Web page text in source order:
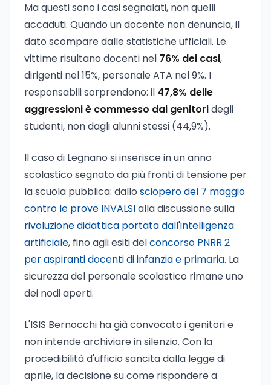
Ma questi sono i casi segnalati, non quelli
accaduti. Quando un docente non denuncia, il
dato scompare dalle statistiche ufficiali. Le
vittime risultano docenti nel 76% dei casi,
dirigenti nel 15%, personale ATA nel 9%. I
responsabili sorprendono: il 47,8% delle
aggressioni è commesso dai genitoridegli
studenti, non dagli alunni stessi (44,9%).
Il caso di Legnano si inserisce in un anno
scolastico segnato da più fronti di tensione per
la scuola pubblica: dallo sciopero del 7 maggio
contro le prove INVALSIalla discussione sulla
rivoluzione didattica portata dall'intelligenza
artificiale, fino agli esiti delconcorso PNRR 2
per aspiranti docenti di infanzia e primaria. La
sicurezza del personale scolastico rimane uno
dei nodi aperti.
L'ISIS Bernocchi ha già convocato i genitori e
non intende archiviare in silenzio. Con la
procedibilità d'ufficio sancita dalla legge di
aprile, la decisione su come rispondere a